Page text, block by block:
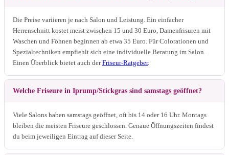
Die Preise variieren je nach Salon und Leistung. Ein einfacher
Herrenschnitt kostet meist zwischen 15 und 30 Euro, Damenfrisuren mit
Waschen und Föhnen beginnen ab etwa 35 Euro. Für Colorationen und
Spezialtechniken empfiehlt sich eine individuelle Beratung im Salon.
Einen Überblick bietet auch derFriseur-Ratgeber.
Welche Friseure in Iprump/Stickgras sind samstags geöffnet?
Viele Salons haben samstags geöffnet, oft bis 14 oder 16 Uhr. Montags
bleiben die meisten Friseure geschlossen. Genaue Öffnungszeiten findest
du beim jeweiligen Eintrag auf dieser Seite.